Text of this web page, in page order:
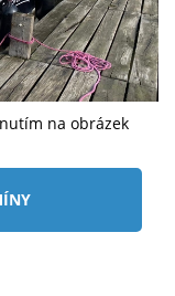
na obrázek